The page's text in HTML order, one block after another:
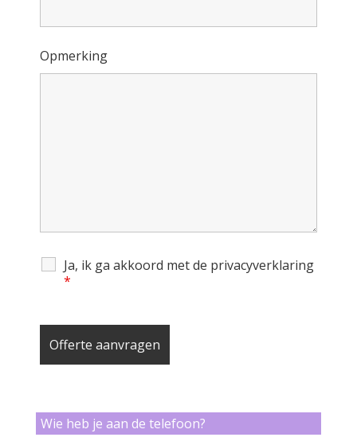
Opmerking
Ja, ik ga akkoord met de privacyverklaring
*
Wie heb je aan de telefoon?